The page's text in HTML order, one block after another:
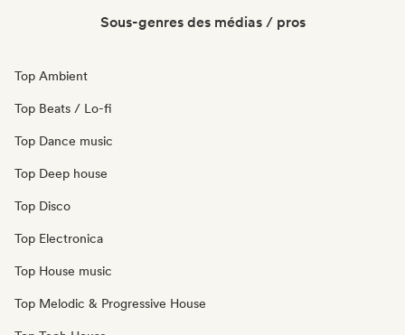
Sous-genres des médias / pros
Top Ambient
Top Beats / Lo-fi
Top Dance music
Top Deep house
Top Disco
Top Electronica
Top House music
Top Melodic & Progressive House